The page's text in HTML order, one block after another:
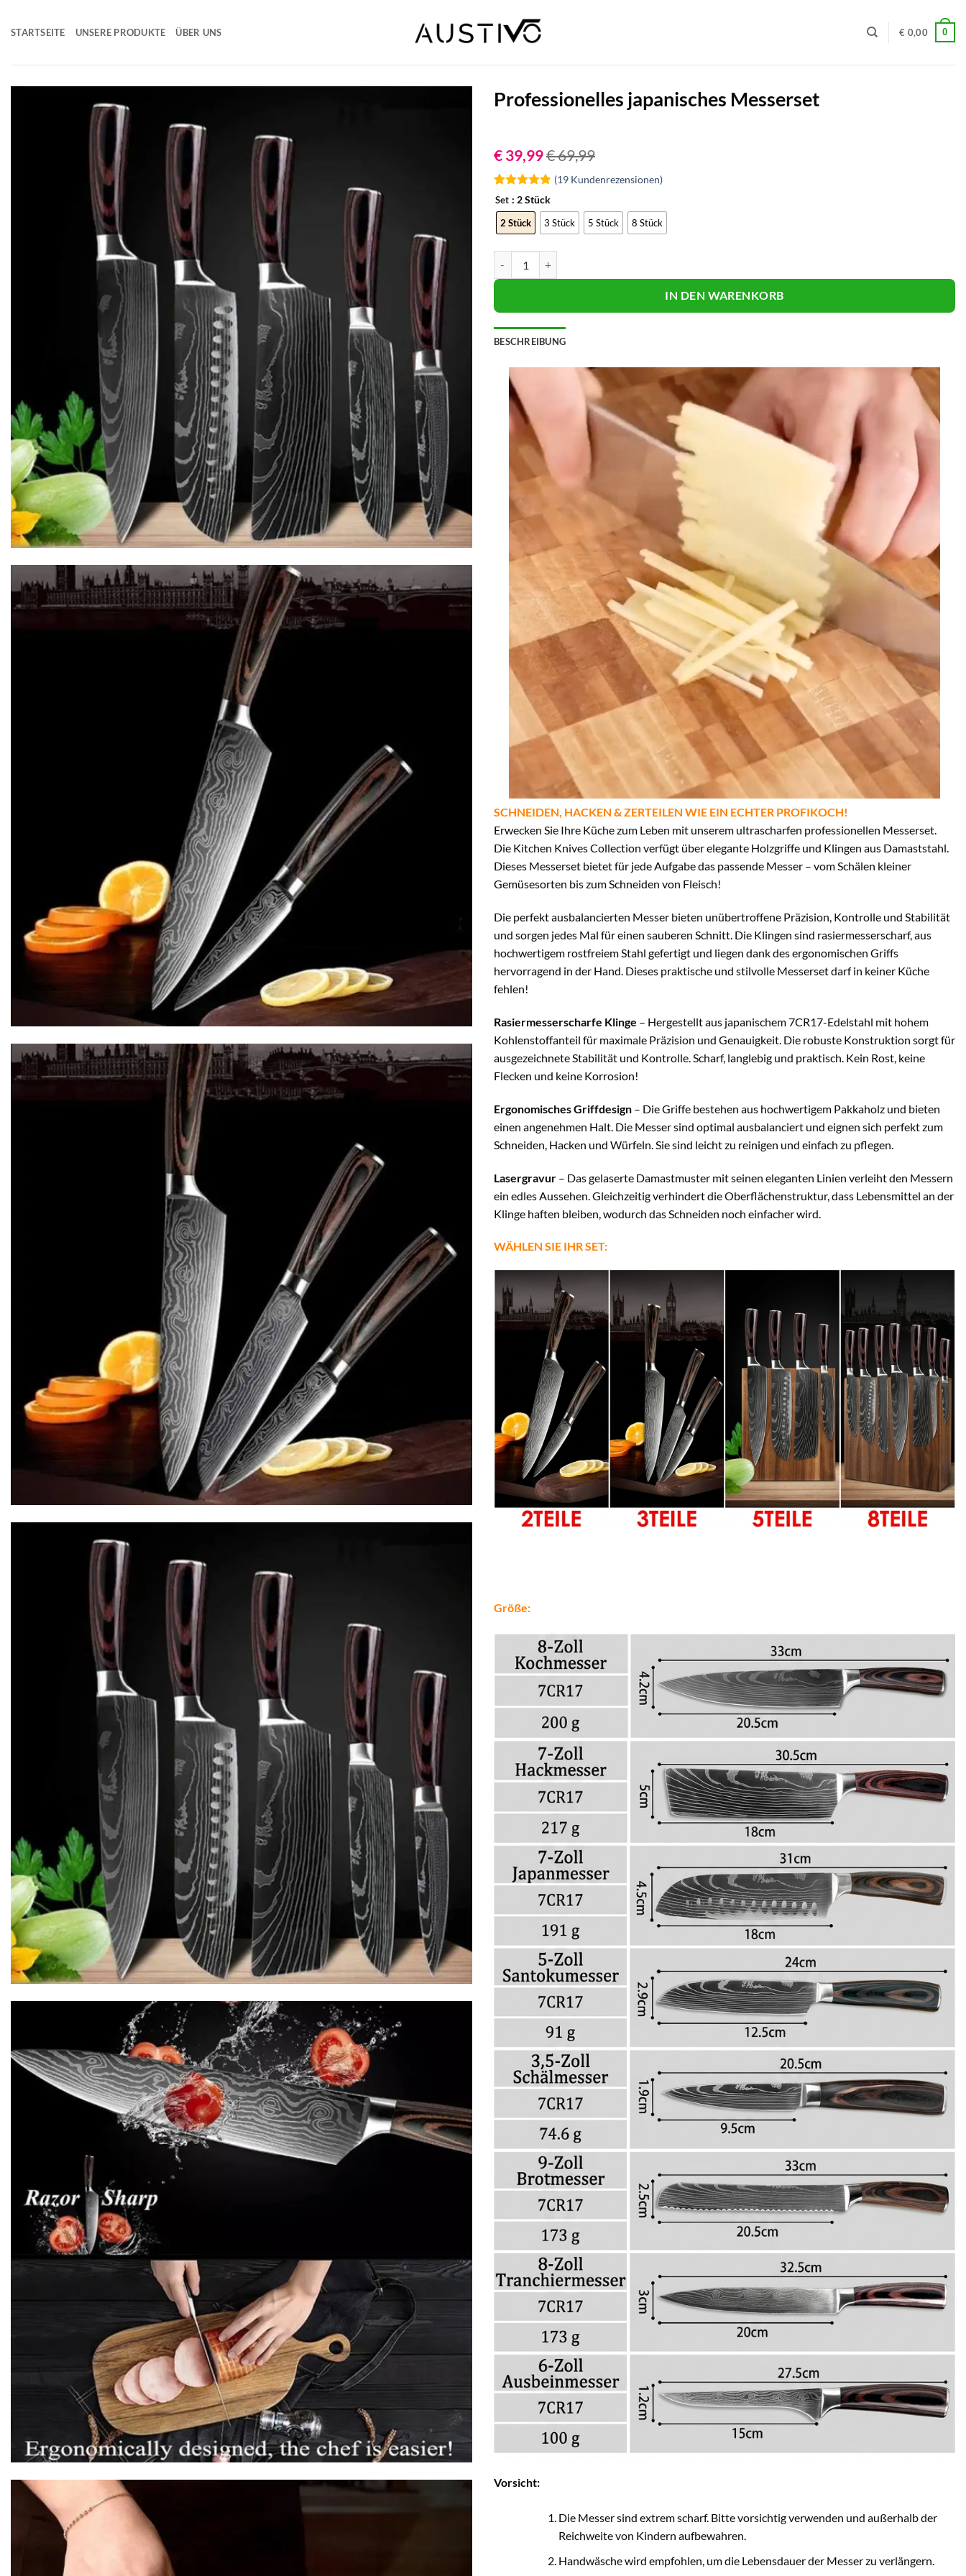
Inhalt
STARTSEITE UNSERE PRODUKTE ÜBER UNS € 0,00 0
Professionelles japanisches Messerset
€ 39,99€69,99
Bewertet
mit 4.84
von 5,
basierend
19
Kundenbewertungen
(19Kundenrezensionen)
Set : 2 Stück
2 Stück 3 Stück 5 Stück 8 Stück
IN DEN WARENKORB
BESCHREIBUNG
SCHNEIDEN, HACKEN & ZERTEILEN WIE EIN ECHTER PROFIKOCH!
Erwecken Sie Ihre Küche zum Leben mit unserem ultrascharfen professionellen Messerset.
Die Kitchen Knives Collection verfügt über elegante Holzgriffe und Klingen aus Damaststahl.
Dieses Messerset bietet für jede Aufgabe das passende Messer – vom Schälen kleiner
Gemüsesorten bis zum Schneiden von Fleisch!
Die perfekt ausbalancierten Messer bieten unübertroffene Präzision, Kontrolle und Stabilität
und sorgen jedes Mal für einen sauberen Schnitt. Die Klingen sind rasiermesserscharf, aus
hochwertigem rostfreiem Stahl gefertigt und liegen dank des ergonomischen Griffs
hervorragend in der Hand. Dieses praktische und stilvolle Messerset darf in keiner Küche
fehlen!
Rasiermesserscharfe Klinge – Hergestellt aus japanischem 7CR17-Edelstahl mit hohem
Kohlenstoffanteil für maximale Präzision und Genauigkeit. Die robuste Konstruktion sorgt für
ausgezeichnete Stabilität und Kontrolle. Scharf, langlebig und praktisch. Kein Rost, keine
Flecken und keine Korrosion!
Ergonomisches Griffdesign – Die Griffe bestehen aus hochwertigem Pakkaholz und bieten
einen angenehmen Halt. Die Messer sind optimal ausbalanciert und eignen sich perfekt zum
Schneiden, Hacken und Würfeln. Sie sind leicht zu reinigen und einfach zu pflegen.
Lasergravur – Das gelaserte Damastmuster mit seinen eleganten Linien verleiht den Messern
ein edles Aussehen. Gleichzeitig verhindert die Oberflächenstruktur, dass Lebensmittel an der
Klinge haften bleiben, wodurch das Schneiden noch einfacher wird.
WÄHLEN SIE IHR SET:
Größe:
Vorsicht:
Die Messer sind extrem scharf. Bitte vorsichtig verwenden und außerhalb der
Reichweite von Kindern aufbewahren.
Handwäsche wird empfohlen, um die Lebensdauer der Messer zu verlängern.